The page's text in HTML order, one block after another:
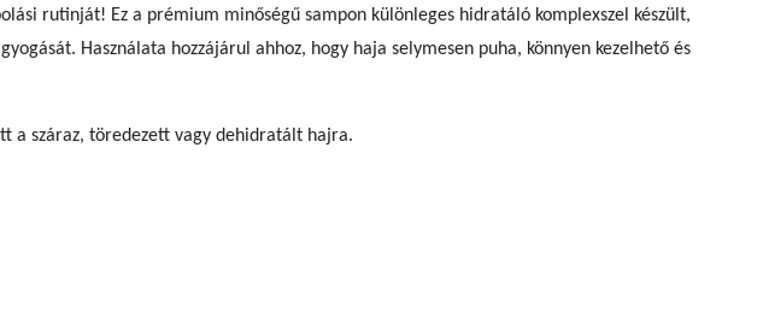
rutinját! Ez a prémium minőségű sampon különleges hidratáló komplexszel készült,
Használata hozzájárul ahhoz, hogy haja selymesen puha, könnyen kezelhető és
a száraz, töredezett vagy dehidratált hajra.